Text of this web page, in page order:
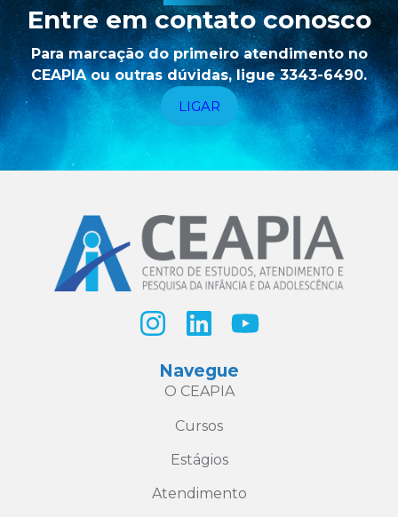
Entre em contato conosco
Para marcação do primeiro atendimento no
CEAPIA ou outras dúvidas, ligue 3343-6490.
LIGAR
Navegue
O CEAPIA
Cursos
Estágios
Atendimento